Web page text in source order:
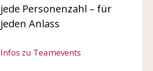
jede Personenzahl – für
jeden Anlass
Infos zu Teamevents